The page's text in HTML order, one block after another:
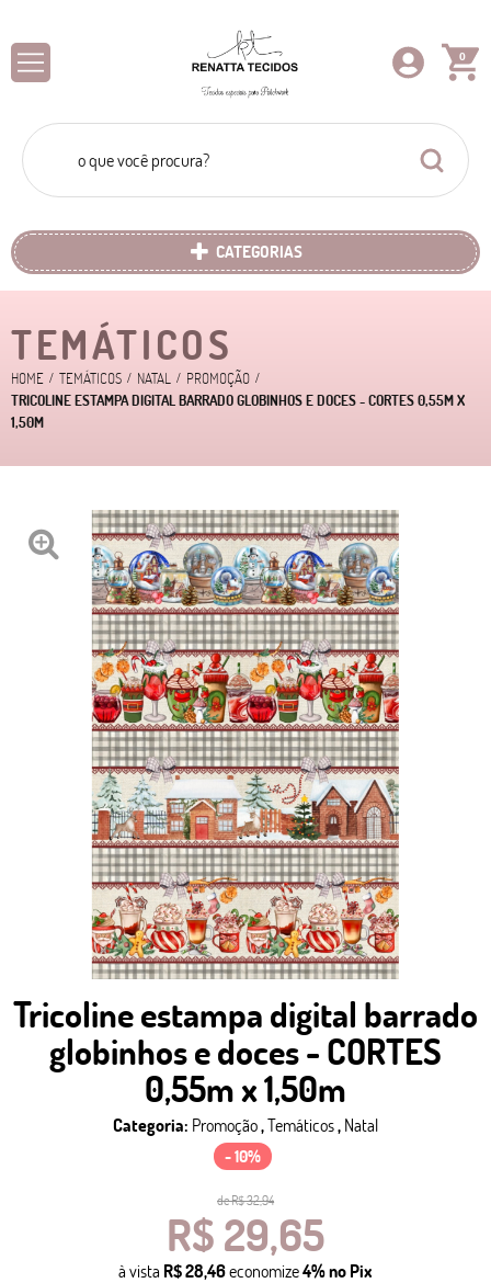
0
CATEGORIAS
TEMÁTICOS
HOME TEMÁTICOS NATAL
PROMOÇÃO
TRICOLINE ESTAMPA DIGITAL BARRADO GLOBINHOS E DOCES - CORTES 0,55M X
1,50M
Tricoline estampa digital barrado
globinhos e doces - CORTES
0,55m x 1,50m
Categoria: Promoção,Temáticos, Natal
- 10%
deR$ 32,94
R$ 29,65
à vista R$ 28,46economize4%no Pix